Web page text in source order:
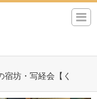
坊・写経会【く